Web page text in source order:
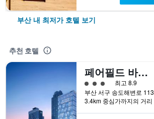
부산 내 최저가 호텔 보기
추천 호텔
페어필드 바이 메리어트 부산 송도 비치
3​성급
최고 8.9
부산 서구 송도해변로 113
3.4km 중심가까지의 거리